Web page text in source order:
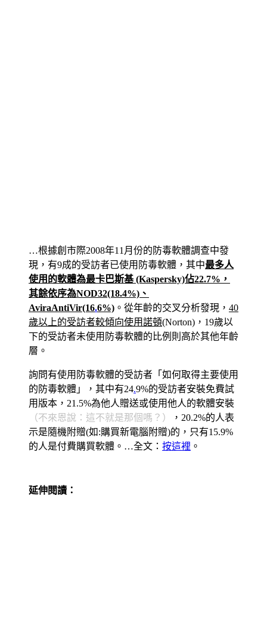
…根據創市際2008年11月份的防毒軟體調查中發
現，有9成的受訪者已使用防毒軟體，其中最多人
使用的軟體為最卡巴斯基 (Kaspersky)佔22.7%，
其餘依序為NOD32(18.4%)、
AviraAntiVir(16.6%) 。從年齡的交叉分析發現， 40
歲以上的受訪者較傾向使用諾頓(Norton)，19歲以
下的受訪者未使用防毒軟體的比例則高於其他年齡
層。
詢問有使用防毒軟體的受訪者「如何取得主要使用
的防毒軟體」，其中有24.9%的受訪者安裝免費試
用版本，21.5%為他人贈送或使用他人的軟體安裝
（不來恩說：這不就是那個嗎？）
，20.2%的人表
示是隨機附贈(如:購買新電腦附贈)的，只有15.9%
的人是付費購買軟體。…全文： 按這裡 。
延伸閱讀：